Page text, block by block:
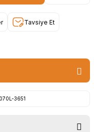
Tavsiye Et
3651